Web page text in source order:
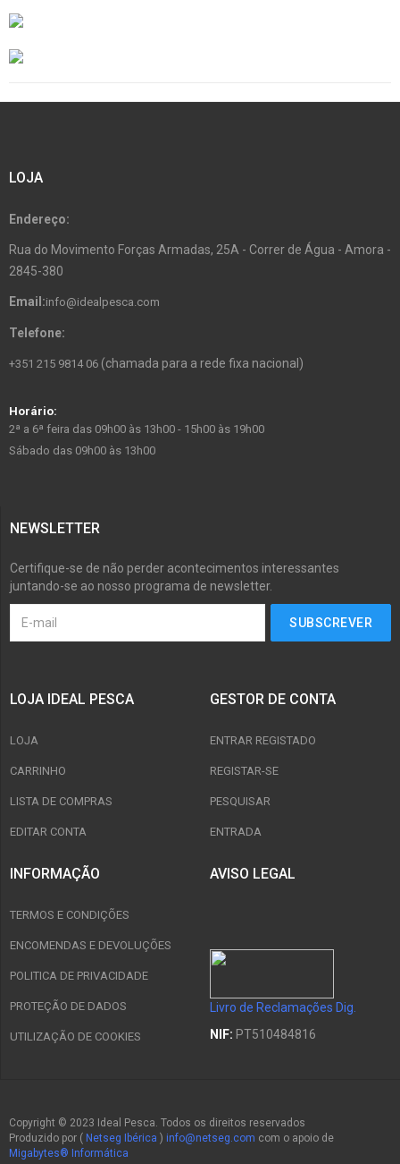
LOJA
Endereço:
Rua do Movimento Forças Armadas, 25A - Correr de Água - Amora -
2845-380
Email:info@idealpesca.com
Telefone:
+351 215 9814 06 (chamada para a rede fixa nacional)
Horário:
2ª a 6ª feira das 09h00 às 13h00 - 15h00 às 19h00
Sábado das 09h00 às 13h00
NEWSLETTER
Certifique-se de não perder acontecimentos interessantes
juntando-se ao nosso programa de newsletter.
LOJA IDEAL PESCA
LOJA
CARRINHO
LISTA DE COMPRAS
EDITAR CONTA
GESTOR DE CONTA
ENTRAR REGISTADO
REGISTAR-SE
PESQUISAR
ENTRADA
INFORMAÇÃO
TERMOS E CONDIÇÕES
ENCOMENDAS E DEVOLUÇÕES
POLITICA DE PRIVACIDADE
PROTEÇÃO DE DADOS
UTILIZAÇÃO DE COOKIES
AVISO LEGAL
Livro de Reclamações Dig.
NIF: PT510484816
Copyright © 2023 Ideal Pesca. Todos os direitos reservados
Produzido por ( Netseg Ibérica ) info@netseg.com com o apoio de
Migabytes® Informática